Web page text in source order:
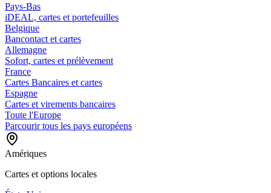
Pays-Bas
iDEAL, cartes et portefeuilles
Belgique
Bancontact et cartes
Allemagne
Sofort, cartes et prélèvement
France
Cartes Bancaires et cartes
Espagne
Cartes et virements bancaires
Toute l'Europe
Parcourir tous les pays européens
Amériques
Cartes et options locales